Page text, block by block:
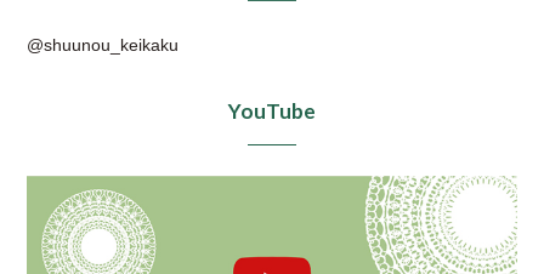
@shuunou_keikaku
YouTube